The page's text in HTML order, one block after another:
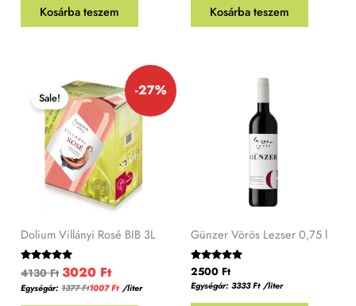
Kosárba teszem Kosárba teszem
-27%
Sale!
Dolium Villányi Rosé BIB 3L
Értékelés:
5.00
/ 5
4130Ft
Original
price
was:
4130 Ft.
3020 Ft
Current
price
is:
3020 Ft.
Egységár: 1377Ft1007Ft /liter
Günzer Vörös Lezser 0,75 l
Értékelés:
5.00
/ 5
2500 Ft
Egységár: 3333Ft /liter